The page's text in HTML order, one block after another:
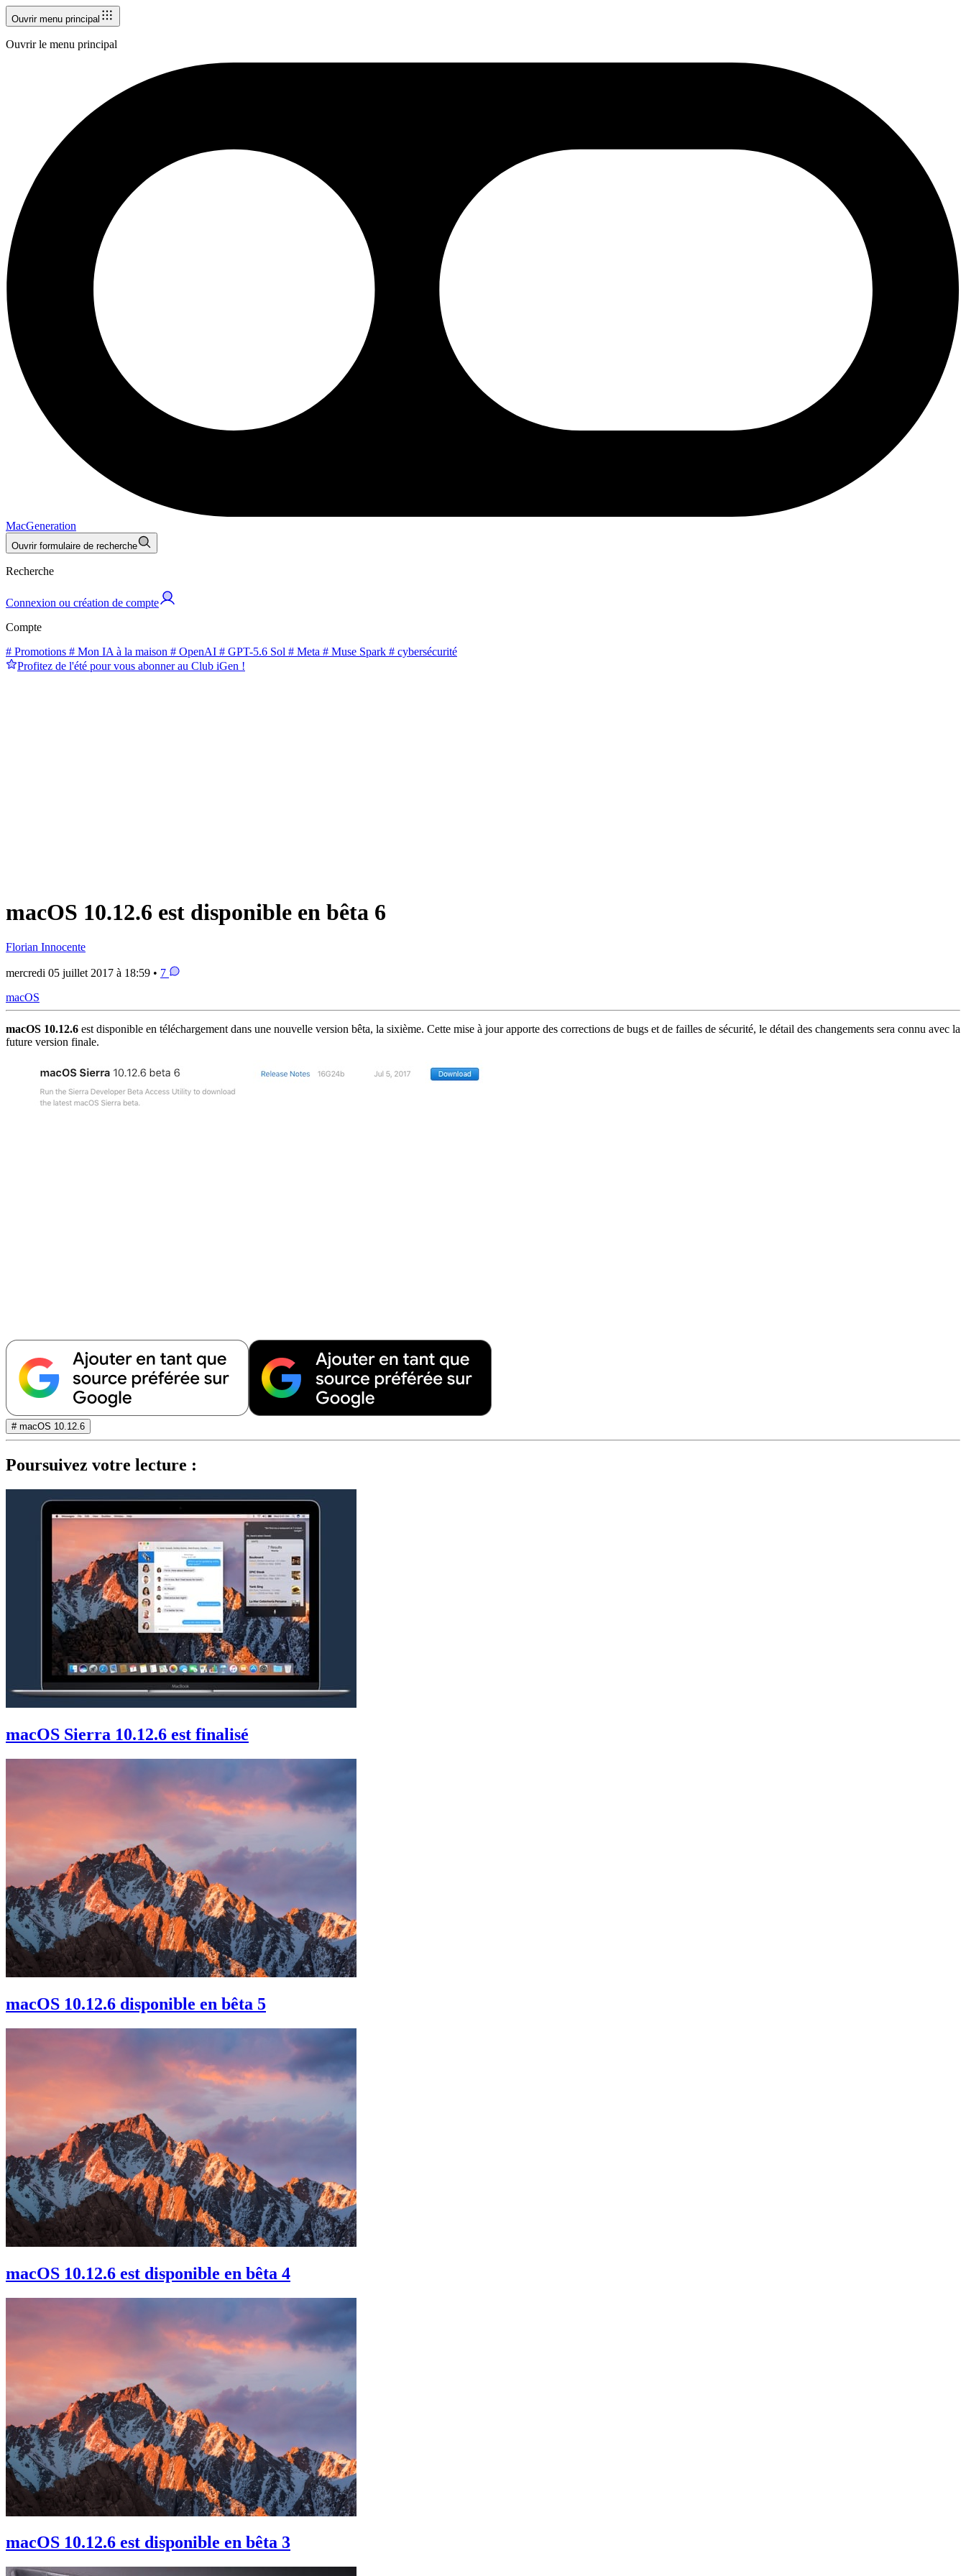
Ouvrir menu principal
Ouvrir le menu principal
MacGeneration
Ouvrir formulaire de recherche
Recherche
Connexion ou création de compte
Compte
# Promotions # Mon IA à la maison # OpenAI # GPT-5.6 Sol # Meta # Muse Spark # cybersécurité
Profitez de l'été pour vous abonner au Club iGen !
macOS 10.12.6 est disponible en bêta 6
Florian Innocente
mercredi 05 juillet 2017 à 18:59 • 7
macOS
macOS 10.12.6 est disponible en téléchargement dans une nouvelle version bêta, la sixième. Cette mise à jour apporte des corrections de bugs et de failles de sécurité, le détail des changements sera connu avec la
future version finale.
# macOS 10.12.6
Poursuivez votre lecture :
macOS Sierra 10.12.6 est finalisé
macOS 10.12.6 disponible en bêta 5
macOS 10.12.6 est disponible en bêta 4
macOS 10.12.6 est disponible en bêta 3